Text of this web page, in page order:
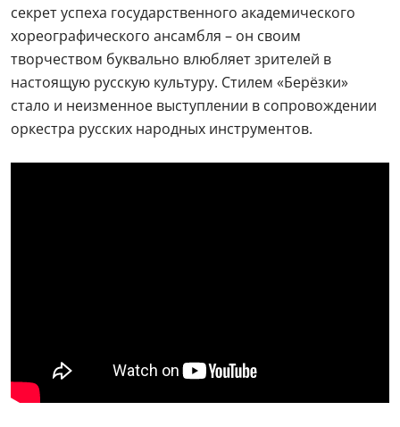
секрет успеха государственного академического
хореографического ансамбля – он своим
творчеством буквально влюбляет зрителей в
настоящую русскую культуру. Стилем «Берёзки»
стало и неизменное выступлении в сопровождении
оркестра русских народных инструментов.